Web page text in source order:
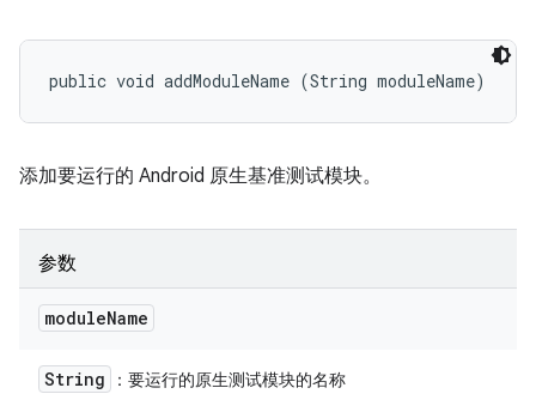
public void addModuleName (String moduleName)
添加要运行的 Android 原生基准测试模块。
参数
moduleName
String ：要运行的原生测试模块的名称